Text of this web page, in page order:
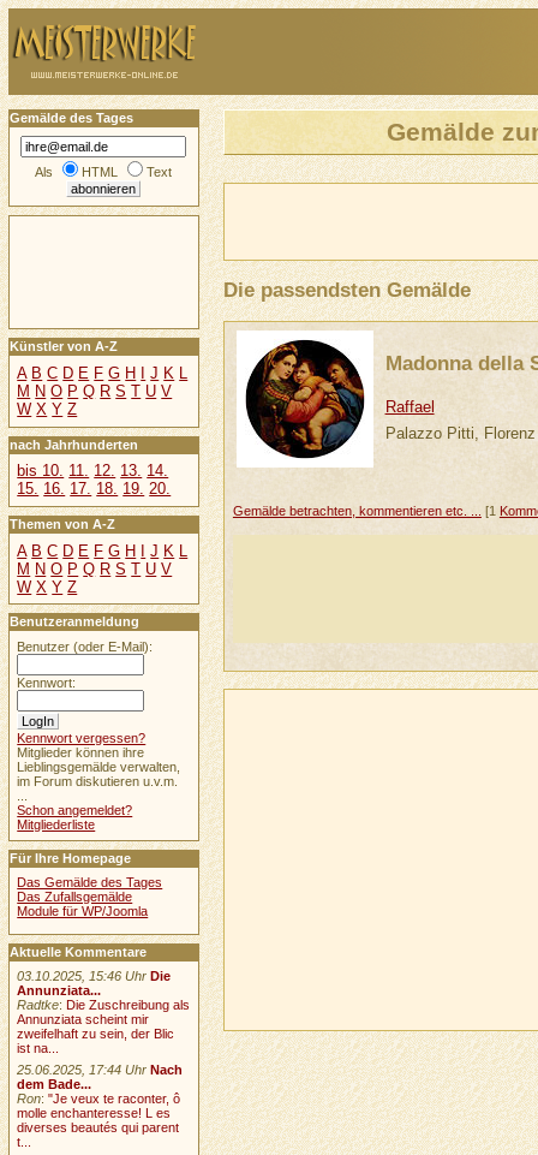
Gemälde
Die passendsten Gemälde
Madonna della
Raffael
Palazzo Pitti, Florenz
Gemälde betrachten, kommentieren etc. ... [1
Gemälde des Tages
Als HTML Text
Künstler von A-Z
A B C D E F G H J K L
M N O P Q R S T U V
W X Y Z
nach Jahrhunderten
bis 10. 11. 12. 13. 14.
15. 16. 17. 18. 19. 20.
Themen von A-Z
A B C D E F G H I J K L
M N O P Q R S T U V
W X Y Z
Benutzeranmeldung
Benutzer (oder E-Mail):
Kennwort:
Kennwort vergessen?
Mitglieder können ihre
Lieblingsgemälde verwalten,
im Forum diskutieren u.v.m.
Schon angemeldet?
Mitgliederliste
Für Ihre Homepage
Das Gemälde des Tages
Das Zufallsgemälde
Module für WP/Joomla
Aktuelle Kommentare
03.10.2025, 15:46 Uhr Die
Annunziata...
Radtke: Die Zuschreibung als
Annunziata scheint mir
zweifelhaft zu sein, der Blic
ist na...
25.06.2025, 17:44 Uhr Nach
dem Bade...
Ron:"Je veux te raconter, ô
molle enchanteresse! L es
diverses beautés qui parent
t...